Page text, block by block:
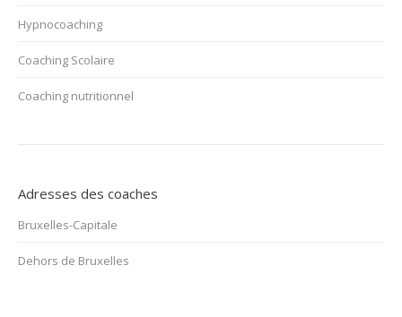
Hypnocoaching
Coaching Scolaire
Coaching nutritionnel
Adresses des coaches
Bruxelles-Capitale
Dehors de Bruxelles